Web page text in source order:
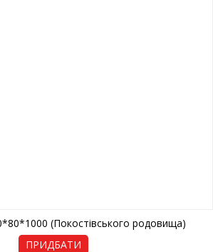
ПРИДБАТИ
(Покостівського родовища)